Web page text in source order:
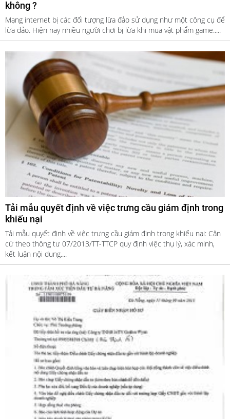
không ?
Mạng internet bị các đối tượng lừa đảo sử dụng như một công cụ để
lừa đảo. Hiện nay nhiều người chơi bị lừa khi mua vật phẩm game.....
Tải mẫu quyết định về việc trưng cầu giám định trong
khiếu nại
Tải mẫu quyết định về việc trưng cầu giám định trong khiếu nại: Căn
cứ theo thông tư 07/2013/TT-TTCP quy định việc thụ lý, xác minh,
kết luận nội dung....